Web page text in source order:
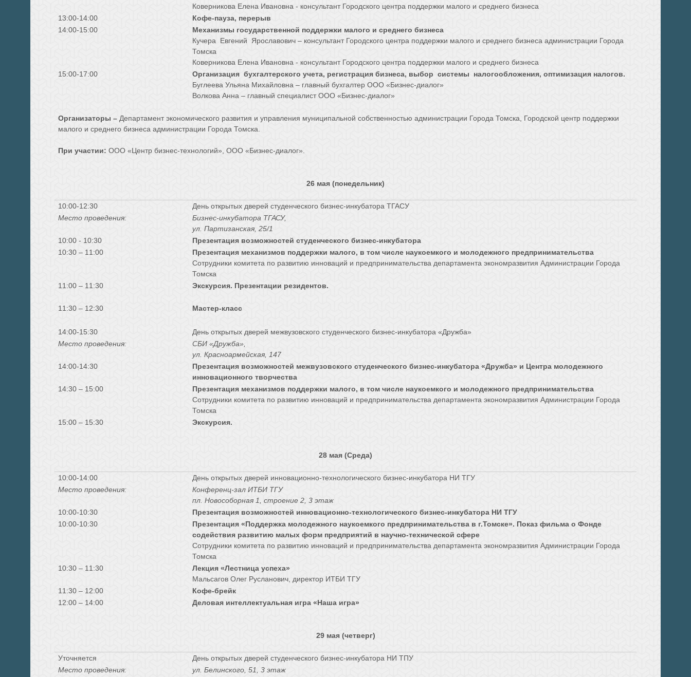
Коверникова Елена Ивановна - консультант Городского центра поддержки малого и среднего бизнеса
13:00-14:00
Кофе-пауза, перерыв
14:00-1 5:00
Механизмы государственной поддержки малого и среднего бизнеса
Кучера Евгений Ярославович – консультант Городского центра поддержки малого и среднего бизнеса администрации Города
Томска
Коверникова Елена Ивановна - консультант Городского центра поддержки малого и среднего бизнеса
1 5:00-17:00
Организация бухгалтерского учета, регистрация бизнеса, выбор системы налогообложения, оптимизация налогов.
Буглеева Ульяна Михайловна – главный бухгалтер ООО «Бизнес-диалог»
Волкова Анна – главный специалист ООО «Бизнес-диалог»
Организаторы – Департамент экономического развития и управления муниципальной собственностью администрации Города Томска, Городской центр поддержки
малого и среднего бизнеса администрации Города Томска.
При участии: ООО «Центр бизнес-технологий», ООО «Бизнес-диалог».
26 мая (понедельник)
10:00-12:30
День открытых дверей студенческого бизнес-инкубатора ТГАСУ
Место проведения:
Бизнес-инкубатора ТГАСУ,
ул. Партизанская, 25/1
10:00 - 10:30
Презентация возможностей студенческого бизнес-инкубатора
10:30 – 11:00
Презентация механизмов поддержки малого, в том числе наукоемкого и молодежного предпринимательства
Сотрудники комитета по развитию инноваций и предпринимательства департамента экономразвития Администрации Города
Томска
11:00 – 11:30
Экскурсия. Презентации резидентов.
11:30 – 12:30 Мастер-класс
14:00-15:30 День открытых дверей межвузовского студенческого бизнес-инкубатора «Дружба»
Место проведения:
СБИ «Дружба»,
ул. Красноармейская, 147
14:00-14:30
Презентация возможностей межвузовского студенческого бизнес-инкубатора «Дружба» и Центра молодежного
инновационного творчества
14:30 – 15:00
Презентация механизмов поддержки малого, в том числе наукоемкого и молодежного предпринимательства
Сотрудники комитета по развитию инноваций и предпринимательства департамента экономразвития Администрации Города
Томска
15:00 – 15:30
Экскурсия.
28 мая (Среда)
10:00-14:00
День открытых дверей инновационно-технологического бизнес-инкубатора НИ ТГУ
Место проведения:
Конференц-зал ИТБИ ТГУ
пл. Новособорная 1, строение 2, 3 этаж
10:00-10:30
Презентация возможностей инновационно-технологического бизнес-инкубатора НИ ТГУ
10:00-10:30
Презентация «Поддержка молодежного наукоемкого предпринимательства в г.Томске». Показ фильма о Фонде
содействия развитию малых форм предприятий в научно-технической сфере
Сотрудники комитета по развитию инноваций и предпринимательства департамента экономразвития Администрации Города
Томска
10:30 – 11:30
Лекция «Лестница успеха»
Мальсагов Олег Русланович, директор ИТБИ ТГУ
11:30 – 12:00
Кофе-брейк
12:00 – 14:00
Деловая интеллектуальная игра «Наша игра»
29 мая (четверг)
Уточняется
День открытых дверей студенческого бизнес-инкубатора НИ ТПУ
Место проведения:
ул. Белинского, 51, 3 этаж